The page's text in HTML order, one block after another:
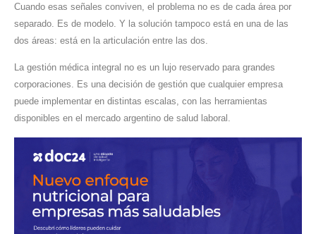
Cuando esas señales conviven, el problema no es de cada área por
separado. Es de modelo. Y la solución tampoco está en una de las
dos áreas: está en la articulación entre las dos.
La gestión médica integral no es un lujo reservado para grandes
corporaciones. Es una decisión de gestión que cualquier empresa
puede implementar en distintas escalas, con las herramientas
disponibles en el mercado argentino de salud laboral.